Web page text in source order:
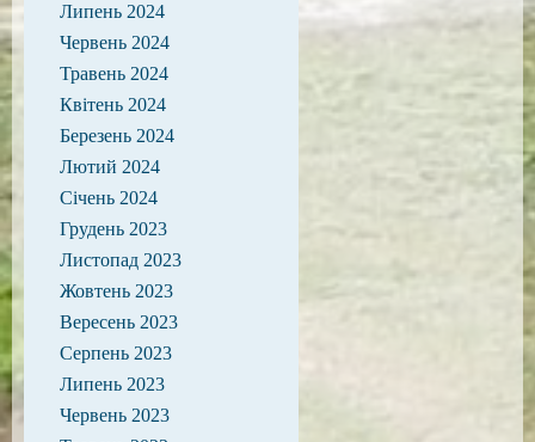
Липень 2024
Червень 2024
Травень 2024
Квітень 2024
Березень 2024
Лютий 2024
Січень 2024
Грудень 2023
Листопад 2023
Жовтень 2023
Вересень 2023
Серпень 2023
Липень 2023
Червень 2023